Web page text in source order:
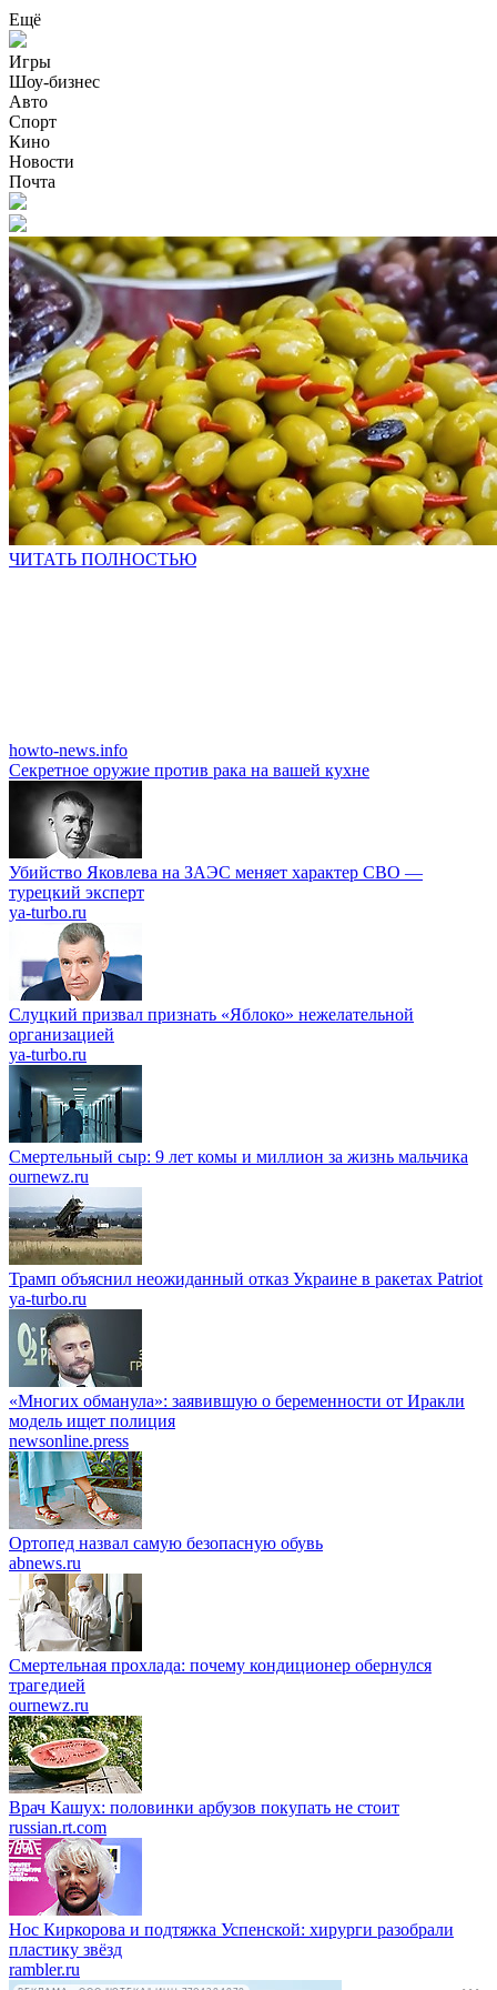
Ещё
Игры
Шоу-бизнес
Авто
Спорт
Кино
Новости
Почта
ЧИТАТЬ ПОЛНОСТЬЮ
howto-news.info
Секретное оружие против рака на вашей кухне
Убийство Яковлева на ЗАЭС меняет характер СВО —
турецкий эксперт
ya-turbo.ru
Слуцкий призвал признать «Яблоко» нежелательной
организацией
ya-turbo.ru
Смертельный сыр: 9 лет комы и миллион за жизнь мальчика
ournewz.ru
Трамп объяснил неожиданный отказ Украине в ракетах Patriot
ya-turbo.ru
«Многих обманула»: заявившую о беременности от Иракли
модель ищет полиция
newsonline.press
Ортопед назвал самую безопасную обувь
abnews.ru
Смертельная прохлада: почему кондиционер обернулся
трагедией
ournewz.ru
Врач Кашух: половинки арбузов покупать не стоит
russian.rt.com
Нос Киркорова и подтяжка Успенской: хирурги разобрали
пластику звёзд
rambler.ru